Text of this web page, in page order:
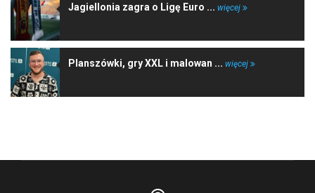
Jagiellonia zagra o Ligę Euro ... więcej
Planszówki, gry XXL i malowan ... więcej